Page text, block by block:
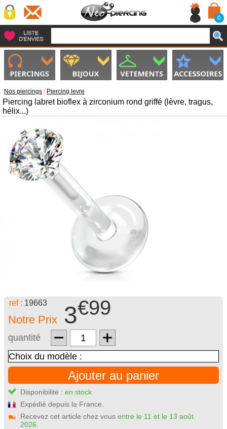
0
Nos piercings / Piercing levre
Piercing labret bioflex à zirconium rond griffé (lèvre, tragus,
hélix...)
ref : 19663
Notre Prix 3€99
quantité
Ajouter au panier
Disponibilité : en stock
Expédié depuis la France.
Recevez cet article chez vous entre le 11 et le 13 août
2026.